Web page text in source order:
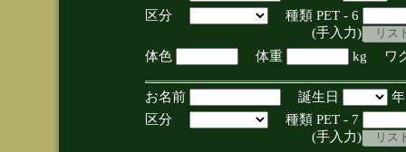
区分
種類 PET - 6
(手入力)
体色
体重 kg ワ
お名前 誕生日
区分
種類 PET - 7
(手入力)